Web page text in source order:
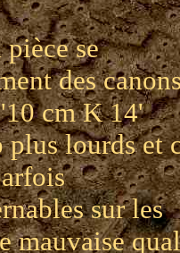
se
des
cm K 14'
lourds et
sur les
mauvaise